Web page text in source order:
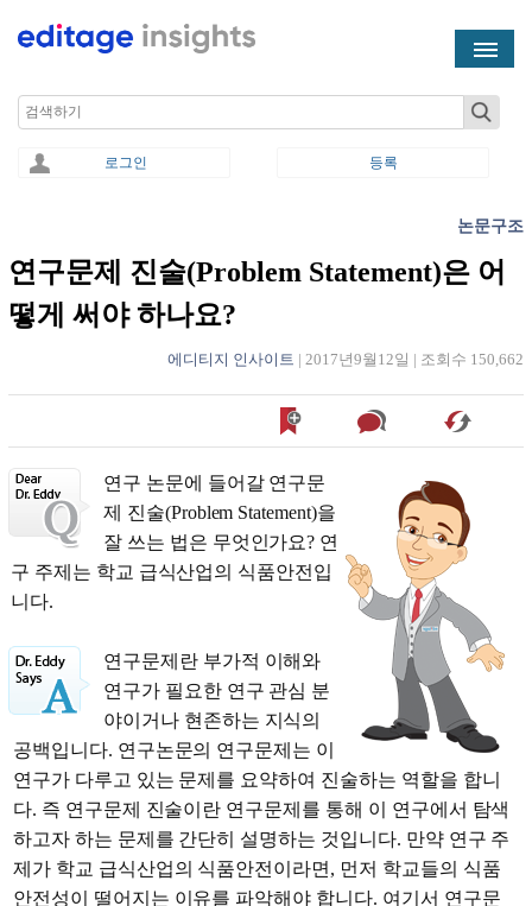
Search
로그인 등록
논문구조
연구문제 진술(Problem Statement)은 어
떻게 써야 하나요?
에디티지 인사이트 | 2017년9월12일 | 조회수 150,662
연구 논문에 들어갈 연구문
제 진술(Problem Statement)을
잘 쓰는 법은 무엇인가요? 연
구 주제는 학교 급식산업의 식품안전입
니다.
연구문제란 부가적 이해와
연구가 필요한 연구 관심 분
야이거나 현존하는 지식의
공백입니다. 연구논문의 연구문제는 이
연구가 다루고 있는 문제를 요약하여 진술하는 역할을 합니
다. 즉 연구문제 진술이란 연구문제를 통해 이 연구에서 탐색
하고자 하는 문제를 간단히 설명하는 것입니다. 만약 연구 주
제가 학교 급식산업의 식품안전이라면, 먼저 학교들의 식품
안전성이 떨어지는 이유를 파악해야 합니다. 여기서 연구문